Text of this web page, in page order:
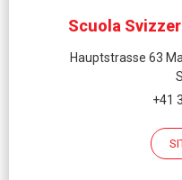
Scuola
Hauptstrasse 63
+41